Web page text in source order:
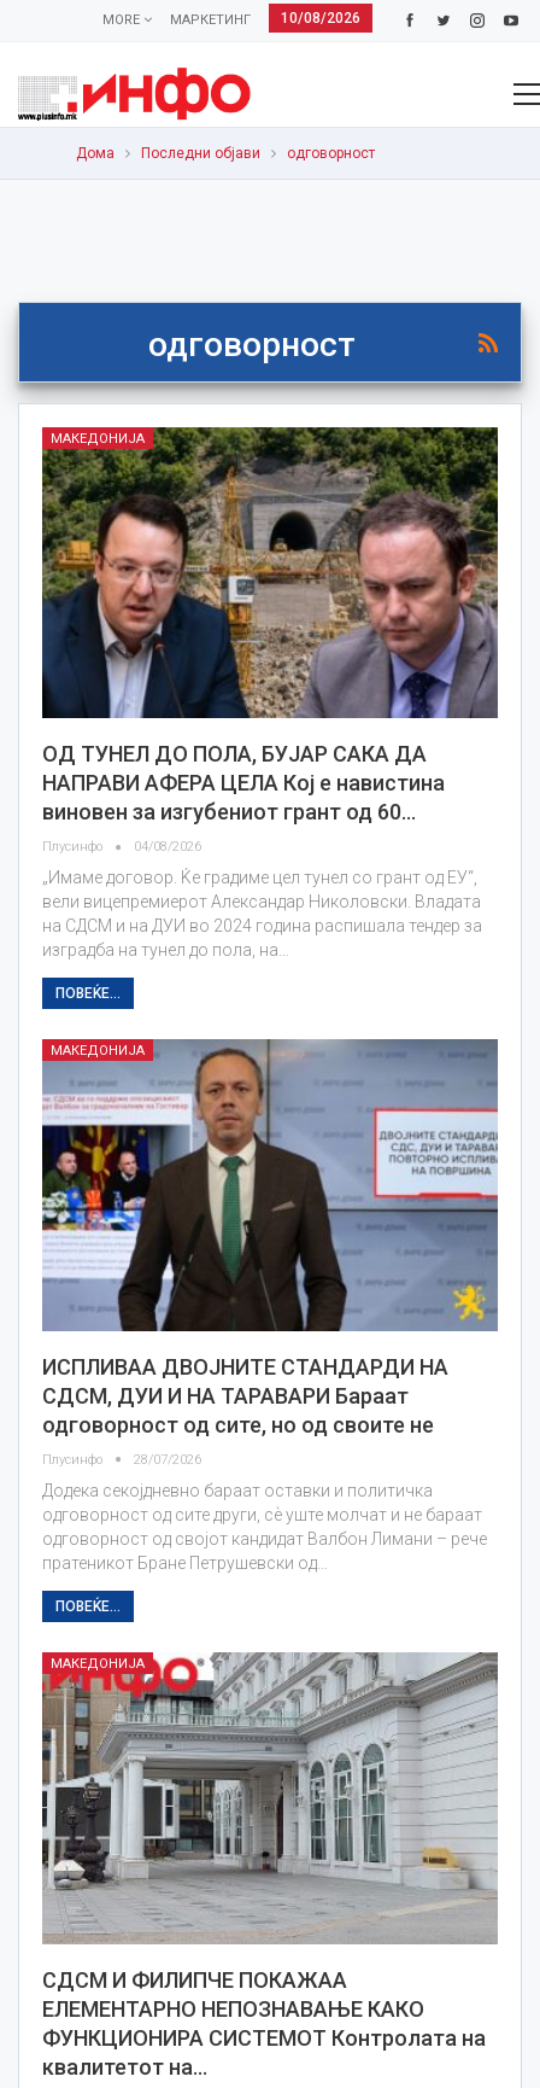
10/08/2026
МАРКЕТИНГ
MORE
Дома Последни објави одговорност
одговорност
МАКЕДОНИЈА
ОД ТУНЕЛ ДО ПОЛА, БУЈАР САКА ДА
НАПРАВИ АФЕРА ЦЕЛА Кој е навистина
виновен за изгубениот грант од 60…
Плусинфо 04/08/2026
„Имаме договор. Ќе градиме цел тунел со грант од ЕУ“,
вели вицепремиерот Александар Николовски. Владата
на СДСМ и на ДУИ во 2024 година распишала тендер за
изградба на тунел до пола, на…
ПОВЕЌЕ...
МАКЕДОНИЈА
ИСПЛИВАА ДВОЈНИТЕ СТАНДАРДИ НА
СДСМ, ДУИ И НА ТАРАВАРИ Бараат
одговорност од сите, но од своите не
Плусинфо 28/07/2026
Додека секојдневно бараат оставки и политичка
одговорност од сите други, сѐ уште молчат и не бараат
одговорност од својот кандидат Валбон Лимани – рече
пратеникот Бране Петрушевски од…
ПОВЕЌЕ...
МАКЕДОНИЈА
СДСМ И ФИЛИПЧЕ ПОКАЖАА
ЕЛЕМЕНТАРНО НЕПОЗНАВАЊЕ КАКО
ФУНКЦИОНИРА СИСТЕМОТ Контролата на
квалитетот на…